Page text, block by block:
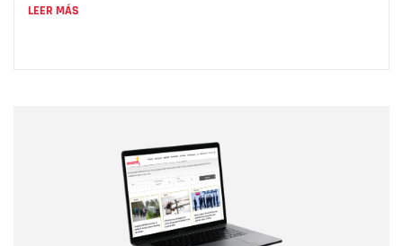
LEER MÁS
Correo electrónico